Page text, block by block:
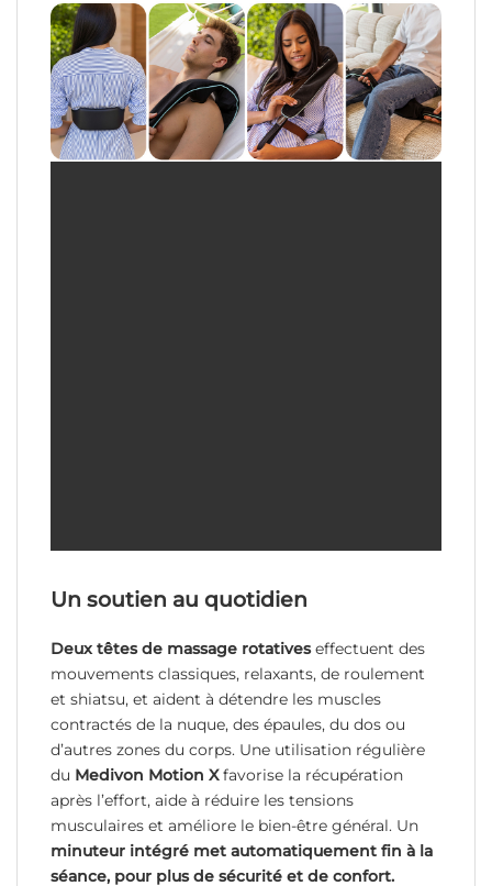
Un soutien au quotidien
Deux têtes de massage rotativeseffectuent des
mouvements classiques, relaxants, de roulement
et shiatsu, et aident à détendre les muscles
contractés de la nuque, des épaules, du dos ou
d’autres zones du corps. Une utilisation régulière
du Medivon Motion Xfavorise la récupération
après l’effort, aide à réduire les tensions
musculaires et améliore le bien-être général. Un
minuteur intégré met automatiquement fin à la
séance, pour plus de sécurité et de confort.